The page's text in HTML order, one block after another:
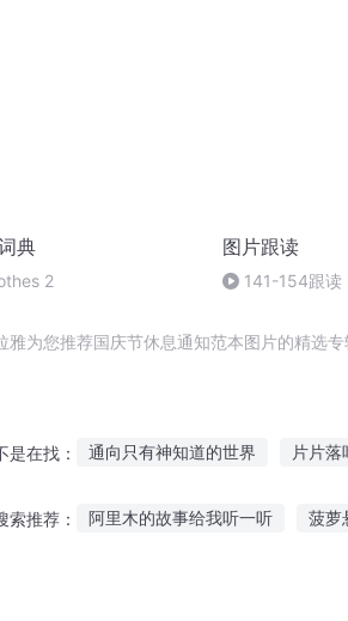
典
2
图片跟读
141-154跟读
雅为您推荐国庆节休息通知范本图片的精选
是在找： 通向只有神知道的世界 片片落
索推荐： 阿里木的故事给我听一听 菠萝